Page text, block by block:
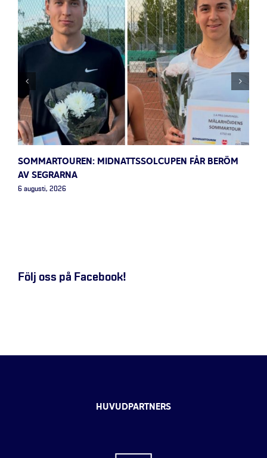
SOMMARTOUREN: MIDNATTSSOLCUPEN FÅR BERÖM
AV SEGRARNA
6 augusti, 2026
Följ oss på Facebook!
HUVUDPARTNERS